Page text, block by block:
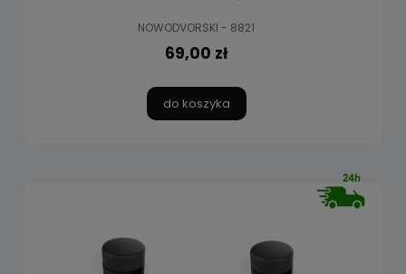
NOWODVORSKI - 8821
69,00 zł
do koszyka